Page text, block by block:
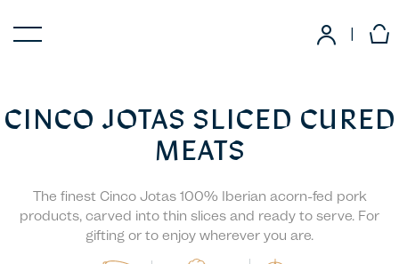
CINCO JOTAS SLICED CURED
MEATS
The finest Cinco Jotas 100% Iberian acorn-fed pork
products, carved into thin slices and ready to serve. For
gifting or to enjoy wherever you are.